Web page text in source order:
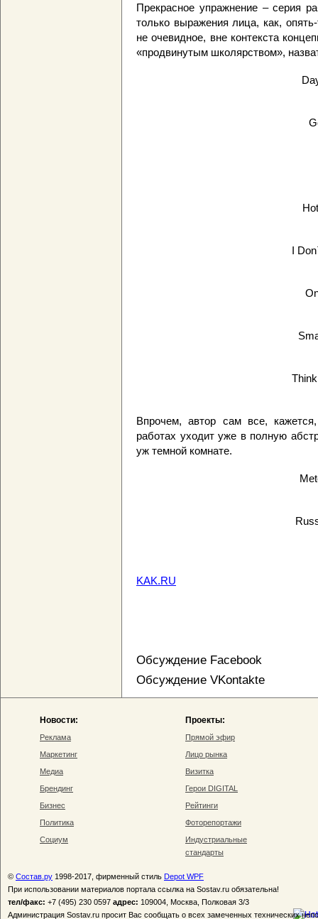
Прекрасное упражнение – серия
только выражения лица, как,
не очевидное, вне контекста
«продвинутым школярством»,
I
Впрочем, автор сам все,
работах уходит уже в полную
уж темной комнате.
KAK.RU
Обсуждение Facebook
Обсуждение VKontakte
Новости:
Реклама
Маркетинг
Медиа
Брендинг
Бизнес
Политика
Социум
Проекты:
Прямой эфир
Лицо рынка
Визитка
Герои DIGITAL
Рейтинги
Фоторепортажи
Индустриальные
стандарты
© Состав.ру 1998-2017, фирменный стиль Depot WPF
При использовании материалов портала ссылка на Sostav.ru обязательна!
тел/факс: +7 (495) 230 0597 адрес: 109004, Москва, Полковая 3/3
Администрация Sostav.ru просит Вас сообщать о всех замеченных технических